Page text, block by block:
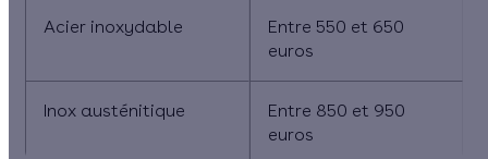
Acier inoxydable
Entre 550 et 650
euros
Inox austénitique
Entre 850 et 950
euros